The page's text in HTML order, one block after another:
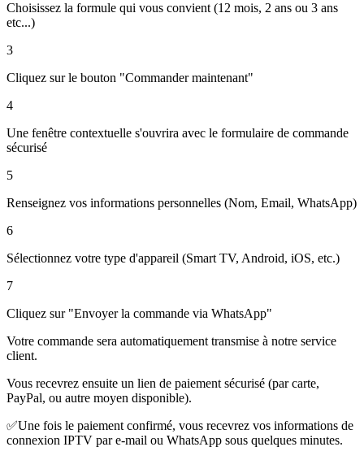
Choisissez la formule qui vous convient (12 mois, 2 ans ou 3 ans
etc...)
3
Cliquez sur le bouton "Commander maintenant"
4
Une fenêtre contextuelle s'ouvrira avec le formulaire de commande
sécurisé
5
Renseignez vos informations personnelles (Nom, Email, WhatsApp)
6
Sélectionnez votre type d'appareil (Smart TV, Android, iOS, etc.)
7
Cliquez sur "Envoyer la commande via WhatsApp"
Votre commande sera automatiquement transmise à notre service
client.
Vous recevrez ensuite un lien de paiement sécurisé (par carte,
PayPal, ou autre moyen disponible).
✅Une fois le paiement confirmé, vous recevrez vos informations de
connexion IPTV par e-mail ou WhatsApp sous quelques minutes.